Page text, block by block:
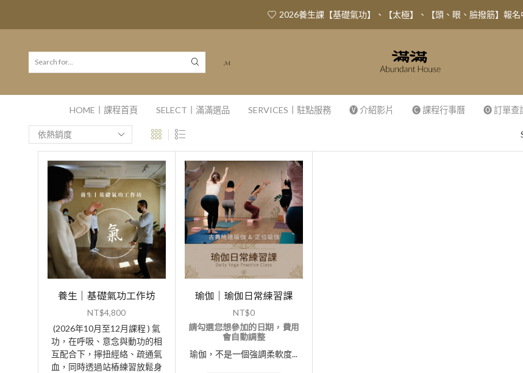
2026養生課【基礎氣功】、【太極】、【頭、眼、臉撥筋】報名
𝓜
HOME丨課程首頁 SELECT丨滿滿選品 SERVICES丨駐點服務 🅥 介紹影片 🅒 課程行事曆 🅞 訂單查
養生｜基礎氣功工作坊
NT$4,800
(2026年10月至12月課程 ) 氣
功，在呼吸、意念與動功的相
互配合下，擰扭經絡、疏通氣
血，同時透過站樁練習放鬆身
瑜伽｜瑜伽日常練習課
NT$0
請勾選您想參加的日期，費用
會自動調整
瑜伽，不是一個強調柔軟度...